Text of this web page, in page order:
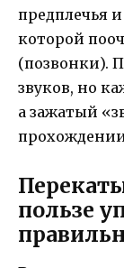
предплечья
которой
(позвонки).
звуков, но
а зажатый
пользе